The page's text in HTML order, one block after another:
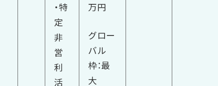
・特
定
非
営
利
活
万円
グロー
バル
枠：最
大